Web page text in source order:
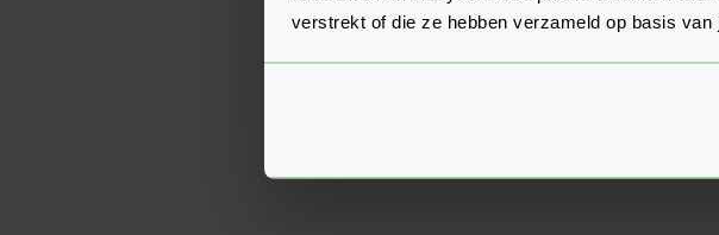
verstrekt of die ze hebben verzameld op basis